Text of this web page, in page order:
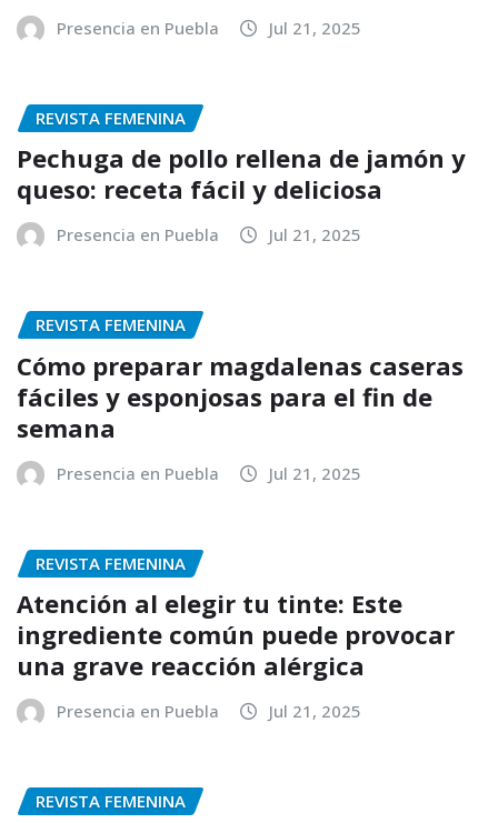
Presencia en Puebla Jul 21, 2025
REVISTA FEMENINA
Pechuga de pollo rellena de jamón y
queso: receta fácil y deliciosa
Presencia en Puebla Jul 21, 2025
REVISTA FEMENINA
Cómo preparar magdalenas caseras
fáciles y esponjosas para el fin de
semana
Presencia en Puebla Jul 21, 2025
REVISTA FEMENINA
Atención al elegir tu tinte: Este
ingrediente común puede provocar
una grave reacción alérgica
Presencia en Puebla Jul 21, 2025
REVISTA FEMENINA